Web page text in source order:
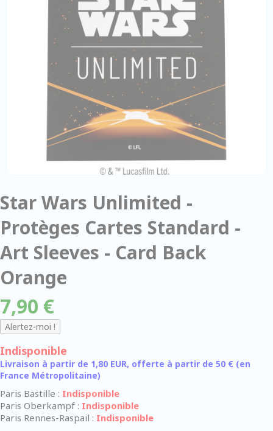
Star Wars Unlimited -
Protèges Cartes Standard -
Art Sleeves - Card Back
Orange
7,90 €
Indisponible
Livraison à partir de 1,80 EUR, offerte à partir de 50 € (en
France Métropolitaine)
Paris Bastille : Indisponible
Paris Oberkampf : Indisponible
Paris Rennes-Raspail : Indisponible